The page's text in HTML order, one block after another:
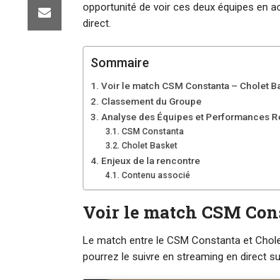
opportunité de voir ces deux équipes en
direct.
Sommaire
Voir le match CSM Constanta – Cholet
Classement du Groupe
Analyse des Équipes et Performances
CSM Constanta
Cholet Basket
Enjeux de la rencontre
Contenu associé
Voir le match CSM
Le match entre le CSM Constanta et
pourrez le suivre en streaming en direct